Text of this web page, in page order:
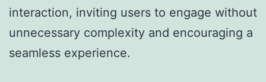
interaction, inviting users to engage without
unnecessary complexity and encouraging a
seamless experience.